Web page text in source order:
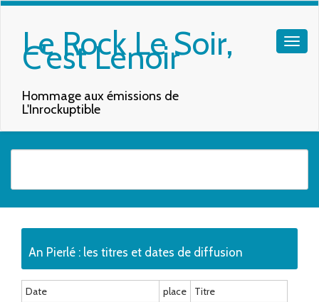
Le Rock Le Soir,
C'est Lenoir
Hommage aux émissions de
L'Inrockuptible
An Pierlé : les titres et dates de diffusion
Date place
Titre